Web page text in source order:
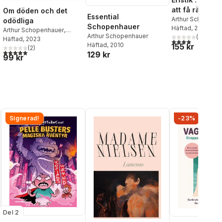
röster:
Om döden och det
odödliga
Arthur Schopenhauer,
Gustav Almlöfs Bokförlag
Zoferos
Häftad, 2023
5,0utav 5 stjärnor. Totalt antal röster:
(2)
99 kr
Essential
Schopenhauer
Arthur Schopenhauer
Häftad, 2010
129 kr
att få rätt
Arthur
Häftad, 2007
4,0utav 5(
155 kr
Signerad!
Del 2
-23%